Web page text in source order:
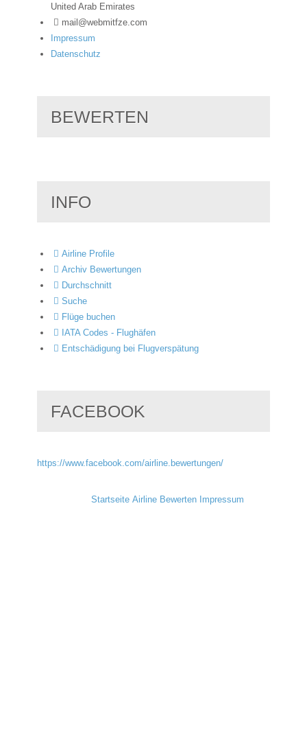
United Arab Emirates
mail@webmitfze.com
Impressum
Datenschutz
BEWERTEN
INFO
Airline Profile
Archiv Bewertungen
Durchschnitt
Suche
Flüge buchen
IATA Codes - Flughäfen
Entschädigung bei Flugverspätung
FACEBOOK
https://www.facebook.com/airline.bewertungen/
Startseite Airline Bewerten Impressum